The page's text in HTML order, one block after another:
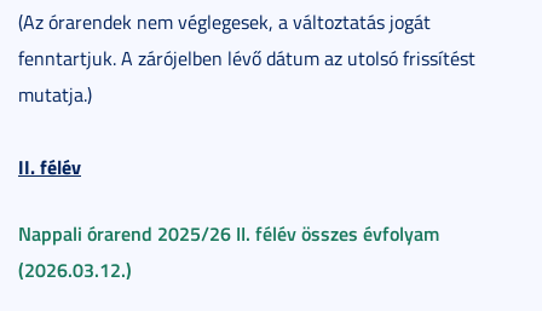
(Az órarendek nem véglegesek, a változtatás jogát
fenntartjuk. A zárójelben lévő dátum az utolsó frissítést
mutatja.)
II. félév
Nappali órarend 2025/26 II. félév összes évfolyam
(2026.03.12.)